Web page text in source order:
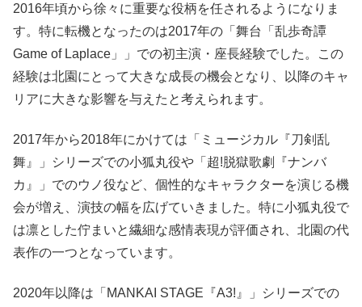
2016年頃から徐々に重要な役柄を任されるようになりま
す。特に転機となったのは2017年の「舞台「乱歩奇譚
Game of Laplace」」での初主演・座長経験でした。この
経験は北園にとって大きな成長の機会となり、以降のキャ
リアに大きな影響を与えたと考えられます。
2017年から2018年にかけては「ミュージカル『刀剣乱
舞』」シリーズでの小狐丸役や「超!脱獄歌劇『ナンバ
カ』」でのウノ役など、個性的なキャラクターを演じる機
会が増え、演技の幅を広げていきました。特に小狐丸役で
は凛とした佇まいと繊細な感情表現が評価され、北園の代
表作の一つとなっています。
2020年以降は「MANKAI STAGE『A3!』」シリーズでの